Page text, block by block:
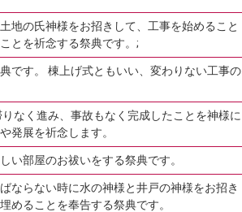
地の氏神様をお招きして、工事を始めること
とを祈念する祭典です。;
です。 棟上げ式ともいい、変わりない工事の
なく進み、事故もなく完成したことを神様に
発展を祈念します。
い部屋のお祓いをする祭典です。
ならない時に水の神様と井戸の神様をお招き
めることを奉告する祭典です。